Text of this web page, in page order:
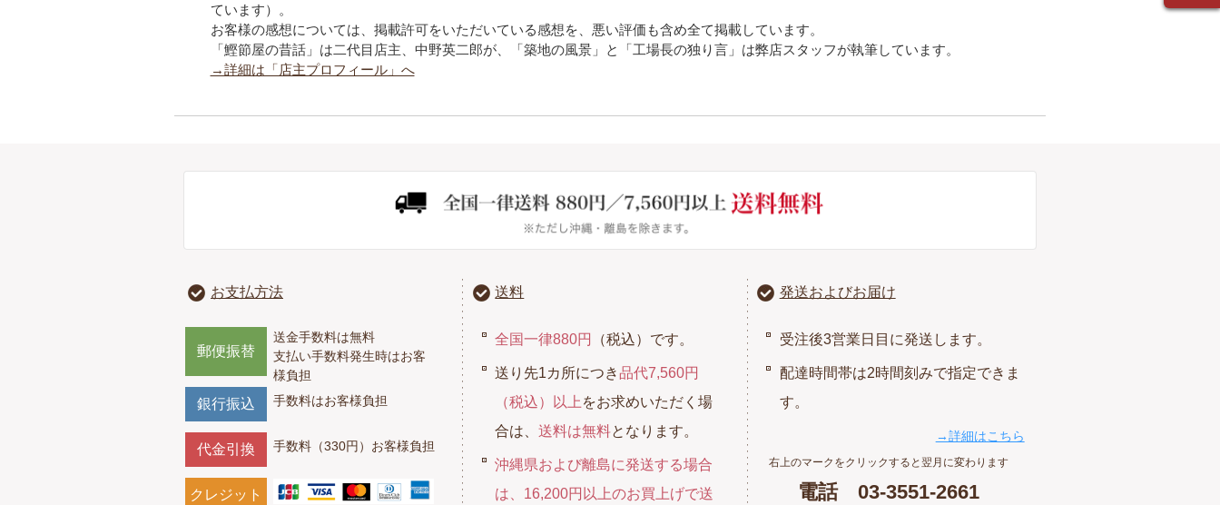
ています）。
お客様の感想については、掲載許可をいただいている感想を、悪い評価も含め全て掲載しています。
「鰹節屋の昔話」は二代目店主、中野英二郎が、「築地の風景」と「工場長の独り言」は弊店スタッフが執筆しています。
→詳細は「店主プロフィール」へ
お支払方法
郵便振替
送金手数料は無料
支払い手数料発生時はお客
様負担
銀行振込 手数料はお客様負担
代金引換 手数料（330円）お客様負担
クレジット
送料
全国一律880円 （税込）です。
送り先1カ所につき品代7,560円
（税込）以上 をお求めいただく場
合は、送料は無料となります。
沖縄県および離島に発送する場合
は、16,200円以上のお買上げで送
発送およびお届け
受注後3営業日目に発送します。
配達時間帯は2時間刻みで指定できま
す。
→詳細はこちら
右上のマークをクリックすると翌月に変わります
電話 03-3551-2661